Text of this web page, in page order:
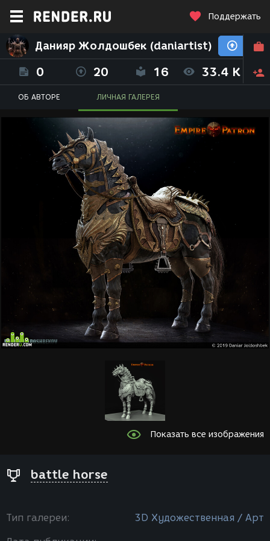
Поддержать
Данияр Жолдошбек (daniartist)
0 20 16 33.4 K
ОБ АВТОРЕ ЛИЧНАЯ ГАЛЕРЕЯ
Показать все изображения
battle horse
Тип галереи: 3D Художественная / Арт